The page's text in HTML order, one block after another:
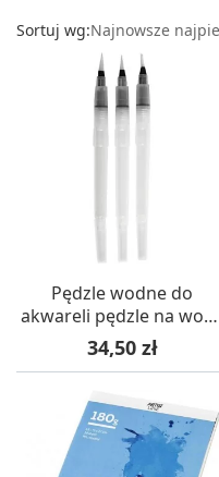
Sortuj wg:Najnowsze
Pędzle wodne do
akwareli pędzle na wodę
3 szt
Cena
34,50 zł